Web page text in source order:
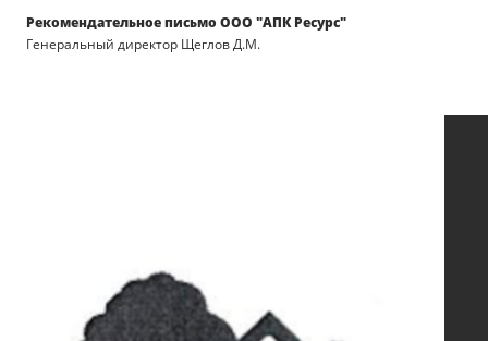
Рекомендательное письмо ООО "АПК Ресурс"
Генеральный директор Щеглов Д.М.